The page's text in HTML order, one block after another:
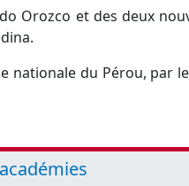
Orozco et des deux
nationale du Pérou, par